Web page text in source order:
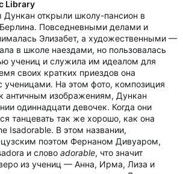
Library
Дункан открыли школу-пансион в
Повседневными делами и
Элизабет, а художественными —
в школе наездами, но пользовалась
учениц и служила им идеалом для
своих кратких приездов она
ученицами. На этом фото, композиция
к античным изображениям, Дункан
одиннадцати девочек. Когда они
танцевать так же хорошо, как она
Isadorable. В этом названии,
поэтом Фернаном Дивуаром,
и слово adorable, что значит
из учениц — Анна, Ирма, Лиза и